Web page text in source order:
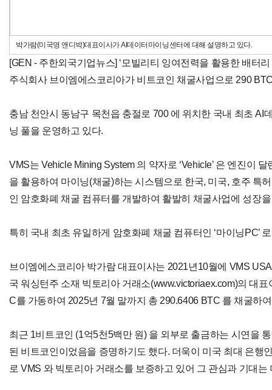
박가람(미국명 앤디박)대표이사가 AI데이터마이닝센터에 대해 설명하고 있다.
[GEN - 주한외국기업뉴스] ‘모빌리티 잉여전력을 활용한 배터
주식회사 브이엠에스코리아가 비트코인 채굴사업으로 290
충남 천안시 동남구 목천읍 충절로 700 에 위치한 국내 최초
닝 풀을 운영하고 있다.
VMS는 Vehicle Mining System 의 약자로 ‘Vehicle’ 은 엔진이
을 활용하여 마이닝(채굴)하는 시스템으로 한국, 미국, 호주 특
인 암호화폐 채굴 컴퓨터를 개발하여 활발히 채굴사업에 성장
특히 국내 최초 유일하게 암호화폐 채굴 컴퓨터인 ‘마이닝PC’
브이엠에스코리아 박가람 대표이사는 2021년10월에 VMS
국 워싱턴주 소재 빅토리아 거래소(www.victoriaex.com)의 대
C를 가동하여 2025년 7월 말까지 총 290.6406 BTC 를 채굴하
최근 1비트코인 (1억5천5백만 원) 을 외부로 출금하는 시연을
된 비트코인이었음을 증명하기도 했다. 더욱이 미국 최대 은행
로 VMS 와 빅토리아 거래소를 보증하고 있어 그 관심과 기대는